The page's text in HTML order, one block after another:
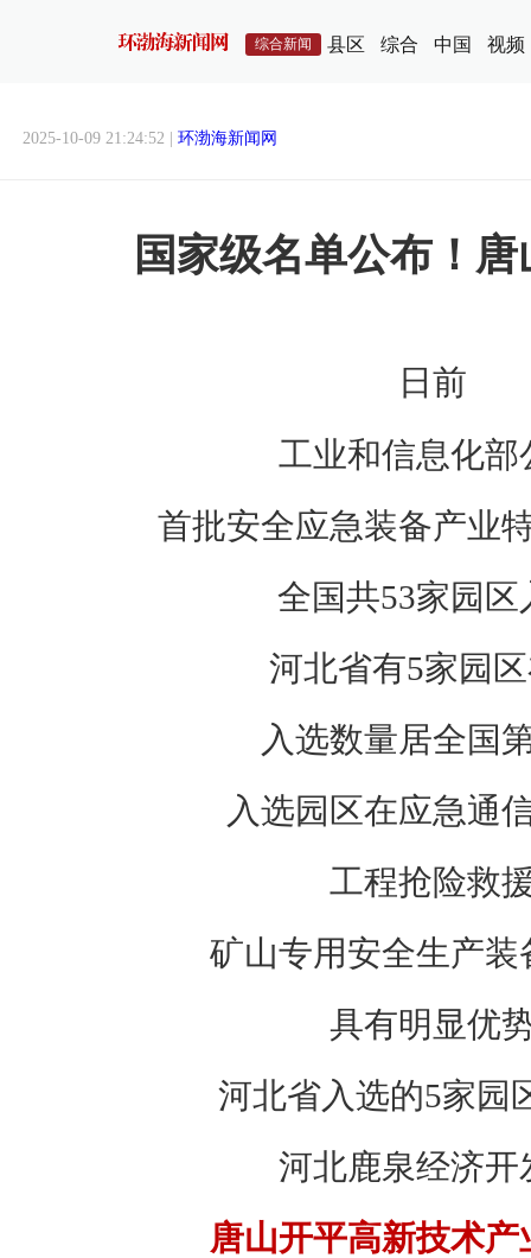
综合新闻 县区 综合 中国 视频
2025-10-09 21:24:52 | 环渤海新闻网
国家级名单公布！
日前
工业和信息化部
首批安全应急装备产业
全国共53家园区
河北省有5家园
入选数量居全国
入选园区在应急通
工程抢险救
矿山专用安全生产装
具有明显优
河北省入选的5家园
河北鹿泉经济开
唐山开平高新技术产